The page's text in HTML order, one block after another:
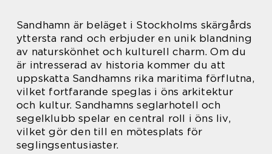
Sandhamn är beläget i Stockholms skärgårds
yttersta rand och erbjuder en unik blandning
av naturskönhet och kulturell charm. Om du
är intresserad av historia kommer du att
uppskatta Sandhamns rika maritima förflutna,
vilket fortfarande speglas i öns arkitektur
och kultur. Sandhamns seglarhotell och
segelklubb spelar en central roll i öns liv,
vilket gör den till en mötesplats för
seglingsentusiaster.